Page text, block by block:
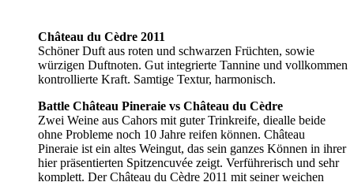
Château du Cèdre 2011
Schöner Duft aus roten und schwarzen Früchten, sowie
würzigen Duftnoten. Gut integrierte Tannine und vollkommen
kontrollierte Kraft. Samtige Textur, harmonisch.
Battle Château Pineraie vs Château du Cèdre
Zwei Weine aus Cahors mit guter Trinkreife, diealle beide
ohne Probleme noch 10 Jahre reifen können. Château
Pineraie ist ein altes Weingut, das sein ganzes Können in ihrer
hier präsentierten Spitzencuvée zeigt. Verführerisch und sehr
komplett. Der Château du Cèdre 2011 mit seiner weichen